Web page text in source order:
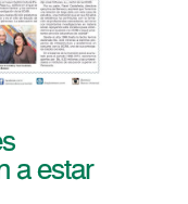
a estar